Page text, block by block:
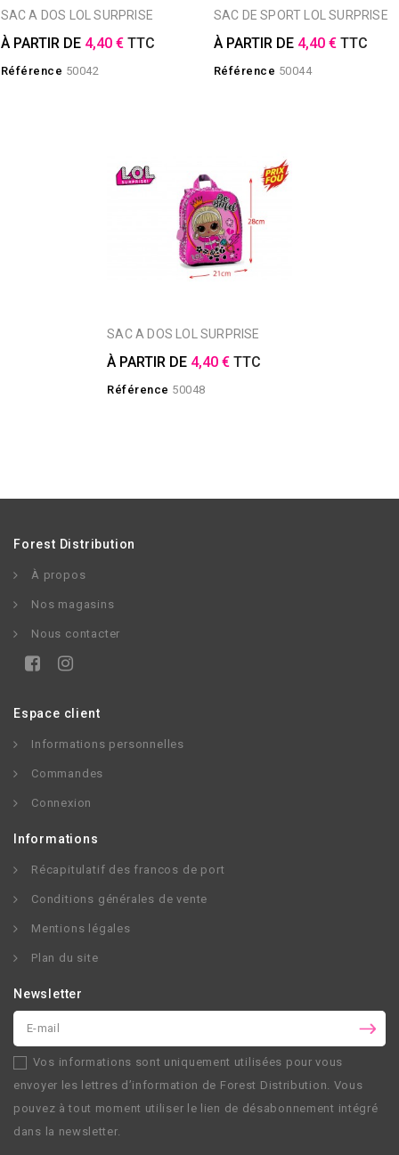
SAC A DOS LOL SURPRISE
À PARTIR DE 4,40 € TTC
Référence 50042
SAC DE SPORT LOL SURPRISE
À PARTIR DE 4,40 € TTC
Référence 50044
SAC A DOS LOL SURPRISE
À PARTIR DE 4,40 € TTC
Référence 50048
Forest Distribution
À propos
Nos magasins
Nous contacter
Espace client
Informations personnelles
Commandes
Connexion
Informations
Récapitulatif des francos de port
Conditions générales de vente
Mentions légales
Plan du site
Newsletter
Vos informations sont uniquement utilisées pour vous
envoyer les lettres d’information de Forest Distribution . Vous
pouvez à tout moment utiliser le lien de désabonnement intégré
dans la newsletter.